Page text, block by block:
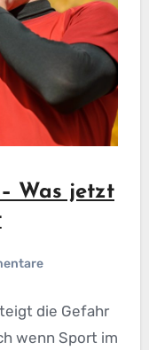
Was jetzt
die Gefahr
wenn Sport im